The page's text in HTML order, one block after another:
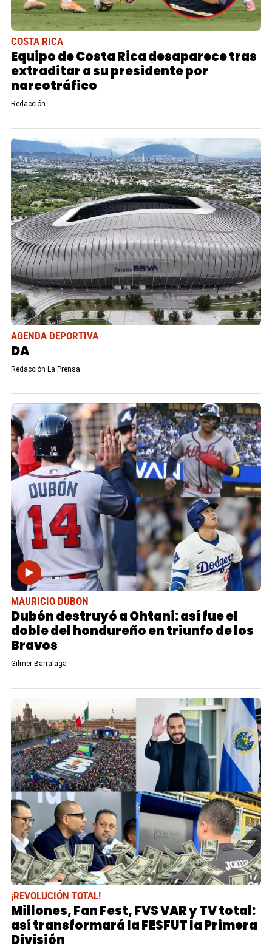
COSTA RICA
Equipo de Costa Rica desaparece tras
extraditar a su presidente por
narcotráfico
Redacción
AGENDA DEPORTIVA
DA
Redacción La Prensa
MAURICIO DUBON
Dubón destruyó a Ohtani: así fue el
doble del hondureño en triunfo de los
Bravos
Gilmer Barralaga
¡REVOLUCIÓN TOTAL!
Millones, Fan Fest, FVS VAR y TV total:
así transformará la FESFUT la Primera
División